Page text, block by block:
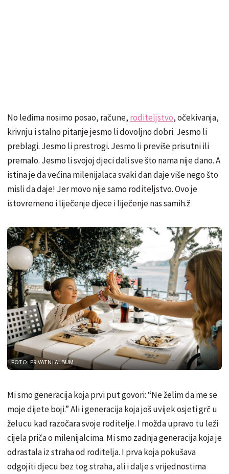
No leđima nosimo posao, račune, roditeljstvo, očekivanja,
krivnju i stalno pitanje jesmo li dovoljno dobri. Jesmo li
preblagi. Jesmo li prestrogi. Jesmo li previše prisutni ili
premalo. Jesmo li svojoj djeci dali sve što nama nije dano. A
istina je da većina milenijalaca svaki dan daje više nego što
misli da daje! Jer movo nije samo roditeljstvo. Ovo je
istovremeno i liječenje djece i liječenje nas samih.ž
FOTO: PRIVATNI ALBUM
Mi smo generacija koja prvi put govori: “Ne želim da me se
moje dijete boji.” Ali i generacija koja još uvijek osjeti grč u
želucu kad razočara svoje roditelje. I možda upravo tu leži
cijela priča o milenijalcima. Mi smo zadnja generacija koja je
odrastala iz straha od roditelja. I prva koja pokušava
odgojiti djecu bez tog straha, ali i dalje s vrijednostima